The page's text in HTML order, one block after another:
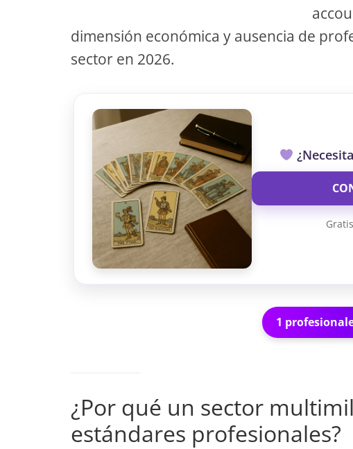
dimensión económica y ausencia de
sector en 2026.
1
¿Por qué un sector
estándares profesionales?